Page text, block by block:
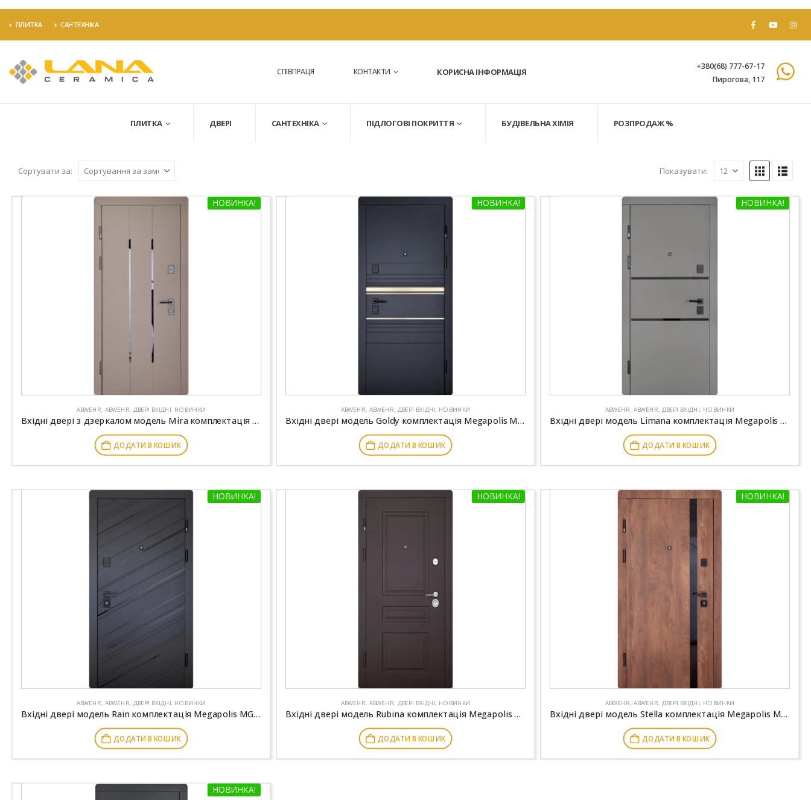
ПЛИТКА САНТЕХНІКА
СПІВПРАЦЯ КОНТАКТИ КОРИСНА ІНФОРМАЦІЯ
+380(68) 777-67-17
Пирогова, 117
ПЛИТКА ДВЕРІ САНТЕХНІКА ПІДЛОГОВІ ПОКРИТТЯ БУДІВЕЛЬНА ХІМІЯ РОЗПРОДАЖ %
Сортувати за: Показувати:
НОВИНКА!
ABWEHR, ABWEHR, ДВЕРІ ВХІДНІ, НОВИНКИ
Вхідні двері з дзеркалом модель Mira комплектація Megapolis MG3 ABWEHR (549)
ДОДАТИ В КОШИК
НОВИНКА!
ABWEHR, ABWEHR, ДВЕРІ ВХІДНІ, НОВИНКИ
Вхідні двері модель Goldy комплектація Megapolis MG3 ABWEHR (545)
ДОДАТИ В КОШИК
НОВИНКА!
ABWEHR, ABWEHR, ДВЕРІ ВХІДНІ, НОВИНКИ
Вхідні двері модель Limana комплектація Megapolis MG3 ABWEHR (443)
ДОДАТИ В КОШИК
НОВИНКА!
ABWEHR, ABWEHR, ДВЕРІ ВХІДНІ, НОВИНКИ
Вхідні двері модель Rain комплектація Megapolis MG3 ABWEHR (516)
ДОДАТИ В КОШИК
НОВИНКА!
ABWEHR, ABWEHR, ДВЕРІ ВХІДНІ, НОВИНКИ
Вхідні двері модель Rubina комплектація Megapolis MG3 ABWEHR (508)
ДОДАТИ В КОШИК
НОВИНКА!
ABWEHR, ABWEHR, ДВЕРІ ВХІДНІ, НОВИНКИ
Вхідні двері модель Stella комплектація Megapolis MG3 ABWEHR (515)
ДОДАТИ В КОШИК
НОВИНКА!